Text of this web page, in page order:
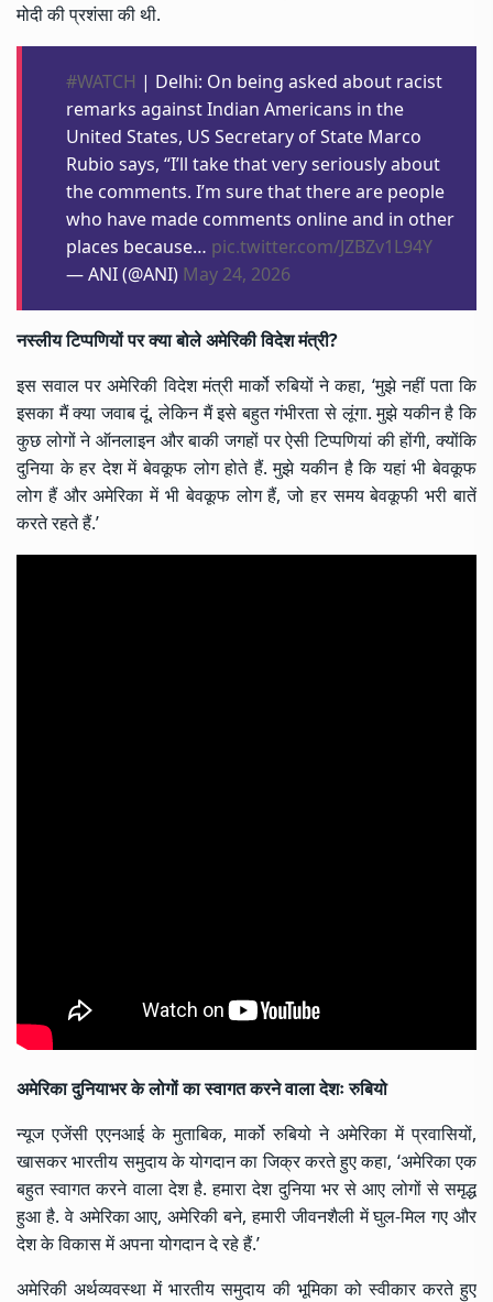
मोदीकी प्रशंसा की थी.
#WATCH | Delhi: On being asked about racist
remarks against Indian Americans in the
United States, US Secretary of State Marco
Rubio says, “I’ll take that very seriously about
the comments. I’m sure that there are people
who have made comments online and in other
places because… pic.twitter.com/JZBZv1L94Y
— ANI (@ANI) May 24, 2026
नस्लीय टिप्पणियों पर क्या बोले अमेरिकी विदेश मंत्री?
इस सवाल पर अमेरिकी विदेश मंत्री मार्को रुबियों ने कहा, ‘मुझे नहीं पता कि
इसका मैं क्या जवाब दूं, लेकिन मैं इसे बहुत गंभीरता से लूंगा. मुझे यकीन है कि
कुछ लोगों ने ऑनलाइन और बाकी जगहों पर ऐसी टिप्पणियां की होंगी, क्योंकि
दुनिया के हर देश में बेवकूफ लोग होते हैं. मुझे यकीन है कि यहां भी बेवकूफ
लोग हैं और अमेरिका में भी बेवकूफ लोग हैं, जो हर समय बेवकूफी भरी बातें
करते रहते हैं.’
अमेरिका दुनियाभर के लोगों का स्वागत करने वाला देशः रुबियो
न्यूज एजेंसी एएनआई के मुताबिक, मार्को रुबियो ने अमेरिका में प्रवासियों,
खासकर भारतीय समुदाय के योगदान का जिक्र करते हुए कहा, ‘अमेरिका एक
बहुत स्वागत करने वाला देश है. हमारा देश दुनिया भर से आए लोगों से समृद्ध
हुआ है. वे अमेरिका आए, अमेरिकी बने, हमारी जीवनशैली में घुल-मिल गए और
देश के विकास में अपना योगदान दे रहे हैं.’
अमेरिकी अर्थव्यवस्था में भारतीय समुदाय की भूमिका को स्वीकार करते हुए